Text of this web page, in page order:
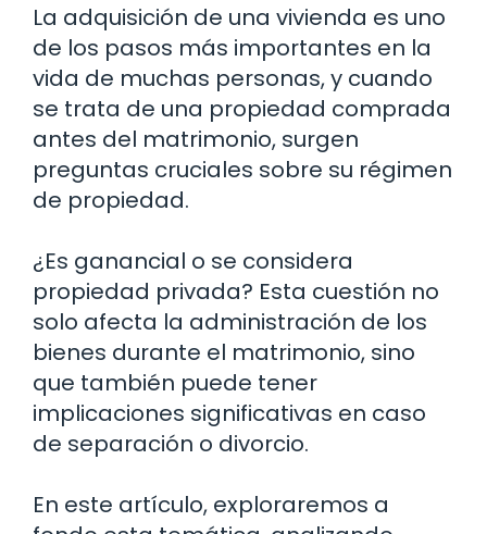
La adquisición de una vivienda es uno
de los pasos más importantes en la
vida de muchas personas, y cuando
se trata de una propiedad comprada
antes del matrimonio, surgen
preguntas cruciales sobre su régimen
de propiedad.
¿Es ganancial o se considera
propiedad privada? Esta cuestión no
solo afecta la administración de los
bienes durante el matrimonio, sino
que también puede tener
implicaciones significativas en caso
de separación o divorcio.
En este artículo, exploraremos a